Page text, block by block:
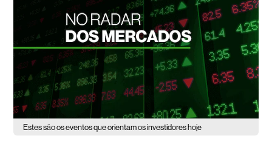
Estes são os eventos que orientam os investidores hoje